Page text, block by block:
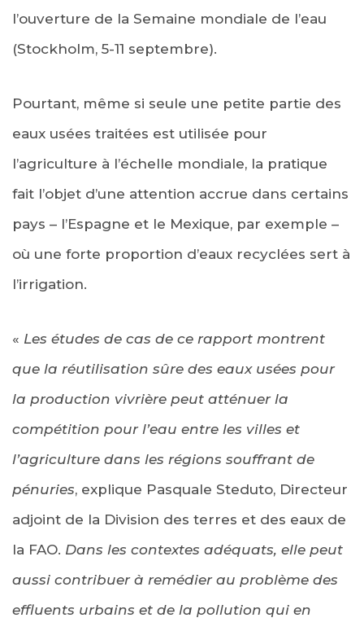
l’ouverture de la Semaine mondiale de l’eau
(Stockholm, 5-11 septembre).
Pourtant, même si seule une petite partie des
eaux usées traitées est utilisée pour
l’agriculture à l’échelle mondiale, la pratique
fait l’objet d’une attention accrue dans certains
pays – l’Espagne et le Mexique, par exemple –
où une forte proportion d’eaux recyclées sert à
l’irrigation.
« Les études de cas de ce rapport montrent
que la réutilisation sûre des eaux usées pour
la production vivrière peut atténuer la
compétition pour l’eau entre les villes et
l’agriculture dans les régions souffrant de
pénuries, explique Pasquale Steduto, Directeur
adjoint de la Division des terres et des eaux de
la FAO. Dans les contextes adéquats, elle peut
aussi contribuer à remédier au problème des
effluents urbains et de la pollution qui en